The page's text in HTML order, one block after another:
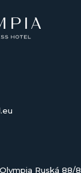
Ruská 88/8